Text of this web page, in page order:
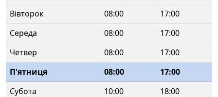
Вівторок
08:00
17:00
Середа
08:00
17:00
Четвер
08:00
17:00
П'ятниця
08:00
17:00
Субота
10:00 18:00